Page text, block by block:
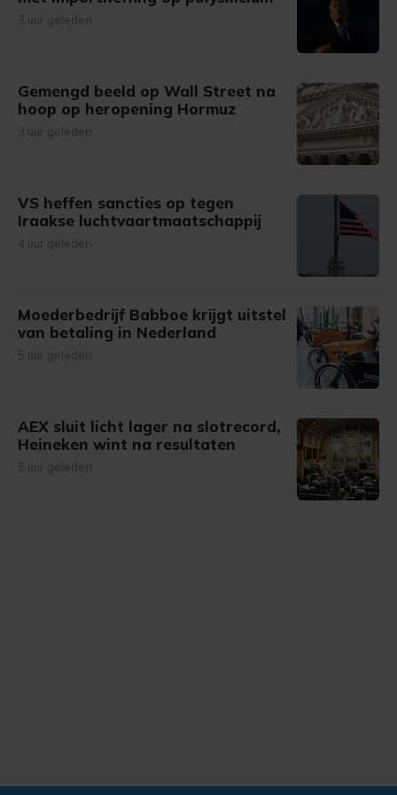
3 uur geleden
Gemengd beeld op Wall Street na
hoop op heropening Hormuz
3 uur geleden
VS heffen sancties op tegen
Iraakse luchtvaartmaatschappij
4 uur geleden
Moederbedrijf Babboe krijgt uitstel
van betaling in Nederland
5 uur geleden
AEX sluit licht lager na slotrecord,
Heineken wint na resultaten
8 uur geleden